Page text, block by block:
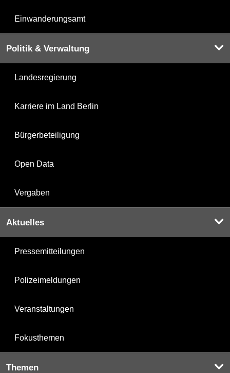
Einwanderungsamt
Politik & Verwaltung
Landesregierung
Karriere im Land Berlin
Bürgerbeteiligung
Open Data
Vergaben
Aktuelles
Pressemitteilungen
Polizeimeldungen
Veranstaltungen
Fokusthemen
Themen